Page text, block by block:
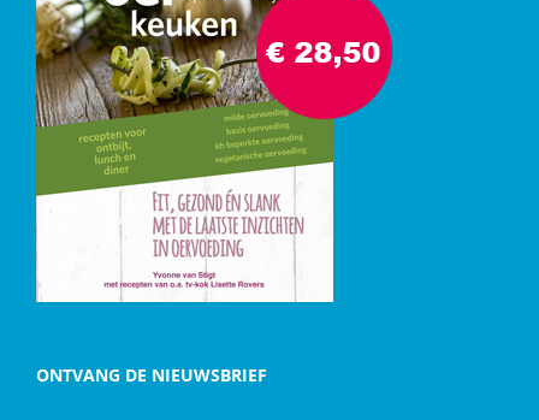
ONTVANG DE NIEUWSBRIEF